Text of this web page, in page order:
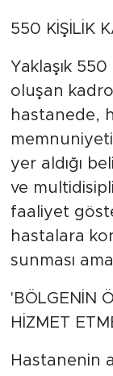
550 KİŞİLİK
Yaklaşık
oluşan
hastanede,
yer aldığı
ve
faaliyet
hastalara
sunması
'BÖLGENİN
HİZMET
Hastanenin